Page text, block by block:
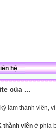
hệ
của ...
làm thành viên,
thành viên ở phía